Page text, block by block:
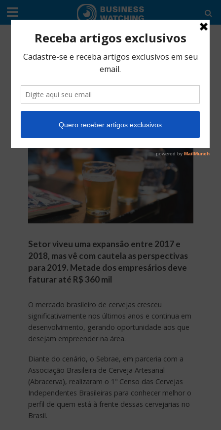
EDITORIAL• INDÚSTRIA
Qual o perfil do
cervejeiro
independente?
outubro 16, 2019 4 Min Read
Setor viveu uma expansão entre 2017 e
2018, mas vê com cautela as perspectivas
para 2019. Metade dos empresários deve
faturar até R$ 360 mil
O mercado brasileiro de cervejas cresceu
significativamente nos últimos anos e continua em
desenvolvimento, gerando oportunidade aos que
desejam empreender na área.
Diante do cenário, o Sebrae, em parceria com a
Associação Brasileira de Cerveja Artesanal
(Abracerva), realizaram o 1º Censo das Cervejas
Independentes Brasileiras para conhecer melhor o
perfil de quem está à frente dessas cervejarias no
Brasil.